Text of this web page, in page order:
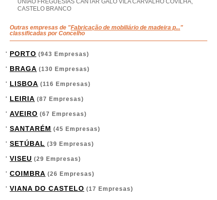
UNIAO FREGUESIAS CANTAR GALO VILA CARVALHO COVILHA,
CASTELO BRANCO
Outras empresas de "Fabricação de mobiliário de madeira p..."
classificadas por Concelho
PORTO (943 Empresas)
BRAGA (130 Empresas)
LISBOA (116 Empresas)
LEIRIA (87 Empresas)
AVEIRO (67 Empresas)
SANTARÉM (45 Empresas)
SETÚBAL (39 Empresas)
VISEU (29 Empresas)
COIMBRA (26 Empresas)
VIANA DO CASTELO (17 Empresas)